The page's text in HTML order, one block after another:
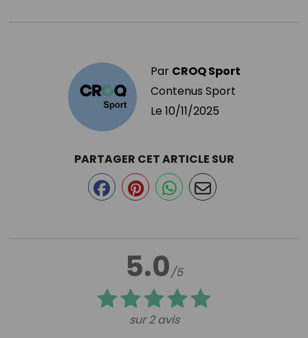
Par CROQ Sport
Contenus Sport
Le 10/11/2025
5.0/5
sur 2 avis
PARTAGER CET ARTICLE SUR